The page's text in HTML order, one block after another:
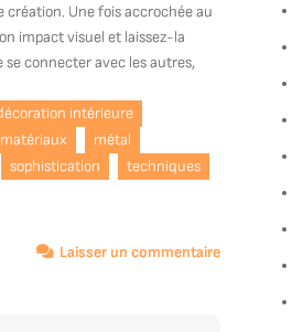
Une fois accrochée au
impact visuel et laissez-la
se connecter avec les autres,
intérieure
matériaux
métal
sophistication
techniques
Laisser un commentairesur